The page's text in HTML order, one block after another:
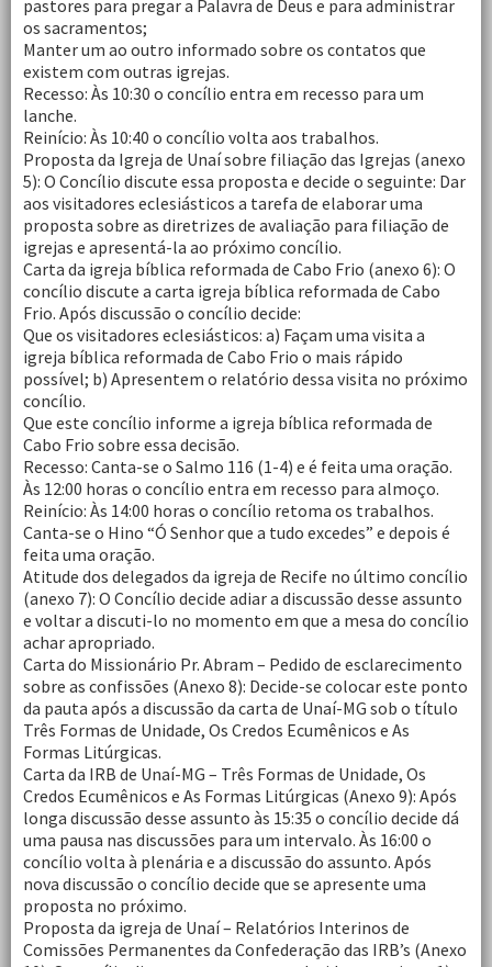
pastores para pregar a Palavra de Deus e para administrar
os sacramentos;
Manter um ao outro informado sobre os contatos que
existem com outras igrejas.
Recesso: Às 10:30 o concílio entra em recesso para um
lanche.
Reinício: Às 10:40 o concílio volta aos trabalhos.
Proposta da Igreja de Unaí sobre filiação das Igrejas (anexo
5): O Concílio discute essa proposta e decide o seguinte: Dar
aos visitadores eclesiásticos a tarefa de elaborar uma
proposta sobre as diretrizes de avaliação para filiação de
igrejas e apresentá-la ao próximo concílio.
Carta da igreja bíblica reformada de Cabo Frio (anexo 6): O
concílio discute a carta igreja bíblica reformada de Cabo
Frio. Após discussão o concílio decide:
Que os visitadores eclesiásticos: a) Façam uma visita a
igreja bíblica reformada de Cabo Frio o mais rápido
possível; b) Apresentem o relatório dessa visita no próximo
concílio.
Que este concílio informe a igreja bíblica reformada de
Cabo Frio sobre essa decisão.
Recesso: Canta-se o Salmo 116 (1-4) e é feita uma oração.
Às 12:00 horas o concílio entra em recesso para almoço.
Reinício: Às 14:00 horas o concílio retoma os trabalhos.
Canta-se o Hino “Ó Senhor que a tudo excedes” e depois é
feita uma oração.
Atitude dos delegados da igreja de Recife no último concílio
(anexo 7): O Concílio decide adiar a discussão desse assunto
e voltar a discuti-lo no momento em que a mesa do concílio
achar apropriado.
Carta do Missionário Pr. Abram – Pedido de esclarecimento
sobre as confissões (Anexo 8): Decide-se colocar este ponto
da pauta após a discussão da carta de Unaí-MG sob o título
Três Formas de Unidade, Os Credos Ecumênicos e As
Formas Litúrgicas.
Carta da IRB de Unaí-MG – Três Formas de Unidade, Os
Credos Ecumênicos e As Formas Litúrgicas (Anexo 9): Após
longa discussão desse assunto às 15:35 o concílio decide dá
uma pausa nas discussões para um intervalo. Às 16:00 o
concílio volta à plenária e a discussão do assunto. Após
nova discussão o concílio decide que se apresente uma
proposta no próximo.
Proposta da igreja de Unaí – Relatórios Interinos de
Comissões Permanentes da Confederação das IRB’s (Anexo